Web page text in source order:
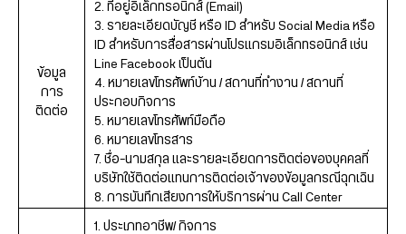
ข้อมูล
การ
ติดต่อ
2. ที่อยู่อิเล็กทรอนิกส์ (Email)
3. รายละเอียดบัญชี หรือ ID สำหรับ Social Media หรือ
ID สำหรับการสื่อสารผ่านโปรแกรมอิเล็กทรอนิกส์ เช่น
Line Facebook เป็นต้น
4. หมายเลขโทรศัพท์บ้าน / สถานที่ทำงาน / สถานที่
ประกอบกิจการ
5. หมายเลขโทรศัพท์มือถือ
6. หมายเลขโทรสาร
7. ชื่อ-นามสกุล และรายละเอียดการติดต่อของบุคคลที่
บริษัทใช้ติดต่อแทนการติดต่อเจ้าของข้อมูลกรณีฉุกเฉิน
8. การบันทึกเสียงการให้บริการผ่าน Call Center
1. ประเภทอาชีพ/ กิจการ